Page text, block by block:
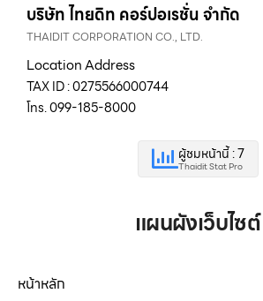
บริษัท ไทยดิท คอร์ปอเรชั่น จำกัด
THAIDIT CORPORATION CO., LTD.
Location Address
TAX ID : 0275566000744
โทร. 099-185-8000
ผู้ชมหน้านี้ : 7
Thaidit Stat Pro
แผนผังเว็บไซต์
หน้าหลัก